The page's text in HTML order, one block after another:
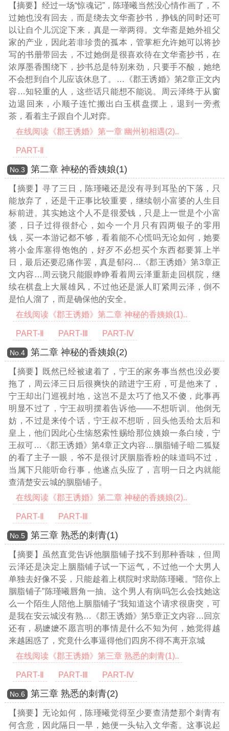
【摘要】经过一场“惊魂记”，陈瑾曦当然没心情作画了，不
过她也没有回去，而是绕去文华斋抄书，挣钱的同时还可
以让自个儿沉淀下来，真是一举两得。文华斋是她外祖父
家的产业，因此若非珍贵的孤本，管掌柜允许她可以将抄
写的书册带回去，不过她倒是很喜欢待在文华斋抄书，在
浓厚墨香围绕下，抄书总是特别来劲，只要手不酸，她绝
不会想到自个儿应该休息了。
…《郡王诱婚》第2章正文内
容…知轻重的人，这些话只能想不能说。周云泽终于从窗
边退回来，小顺子连忙搬出白玉棋盘摆上，退到一旁煮
茶，看着主子跟自个儿对弈。
在线阅读《郡王诱婚》第一章 幽州初相遇(2)..
PART-Ⅱ
Νο.3 第二章 神秘的香姨娘(1)
【摘要】寻了三日，陈瑾曦还是没有寻到耳坠的下落，只
能放弃了，还是干正事比较重要，继续朝小富婆的人生目
标前进。其实她这个人不是很爱钱，只是上一世是个小富
婆，日子过得很舒心，如今一个月只有四两银子的零用
钱，买一本游记都不够，看着能不心慌吗无论如何，她要
将小金库塞得饱饱的，好歹不必想买个东西都要算上半
日，最后还要忍痛作罢，真是郁闷 …《郡王诱婚》第3章正
文内容… 周云骁只能眼睁睁看着周云泽重新走回棋院，继
续在棋盘上大展雄风，不过他还是派人盯紧周云泽，倒不
是怕人溜了，而是确保他的安全。
在线阅读《郡王诱婚》第二章 神秘的香姨娘(1)..
PART-Ⅱ PART-Ⅲ PART-Ⅳ
Νο.4 第二章 神秘的香姨娘(2)
【摘要】既然已经被逮着了，宁王的家务事当然也没必要
拖了，周云泽三日后很爽快的踏进宁王府，可是他来了，
宁王却出门巡视封地，这岂不是太巧了他又不傻，此事再
明显不过了，宁王叔明摆着告诉他——不想听训。他倒无
妨，不过是来传个话，宁王叔不想听，回头他丢给太后和
皇上，他们因此心生恼怒索性赐给那位姨娘一条白绫，宁
王叔可…《郡王诱婚》第4章正文内容… 胭脂铺子暗二狐疑
的看了主子一眼，爷不是很讨厌胭脂香粉的味道吗不过，
当属下只能听命行事，他遂点头应了，言明一日之内就能
查清楚安云城的胭脂铺子。
在线阅读《郡王诱婚》第二章 神秘的香姨娘(2)..
PART-Ⅱ PART-Ⅲ
Νο.5 第三章 熟悉的刺青(1)
【摘要】虽然直觉告诉他胭脂铺子找不到那种香味，但周
云泽还是决定上胭脂铺子试一下运气，不过他一个大男人
单独去好像不妥，只能趁着上棋院时求助陈瑾曦。“陪你上
胭脂铺子”陈瑾曦唇角一抽。这个男人有病吗怎么会找她这
么一个陌生人陪他上胭脂铺子“我知道这个请求很唐突，可
是我在安云城没有熟…《郡王诱婚》第5章正文内容… 回京
还有，易嬷嬷不愿言明的事情是什么不知为何，她觉得越
来越困惑了，究竟什么事逼得他们四房不得不离开京城
在线阅读《郡王诱婚》第三章 熟悉的刺青(1)..
PART-Ⅱ PART-Ⅲ PART-Ⅳ
Νο.6 第三章 熟悉的刺青(2)
【摘要】无论如何，陈瑾曦觉得至少要查清楚那个刺青有
何含意，因此隔日一早，她便一头钻入文华斋。这事说起